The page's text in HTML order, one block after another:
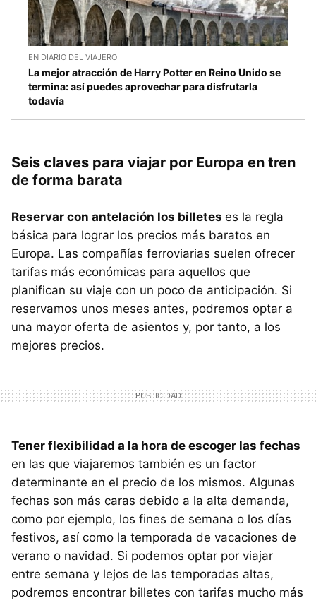
EN DIARIO DEL VIAJERO
La mejor atracción de Harry Potter en Reino Unido se
termina: así puedes aprovechar para disfrutarla
todavía
Seis claves para viajar por Europa en tren
de forma barata
Reservar con antelación los billetes es la regla
básica para lograr los precios más baratos en
Europa. Las compañías ferroviarias suelen ofrecer
tarifas más económicas para aquellos que
planifican su viaje con un poco de anticipación. Si
reservamos unos meses antes, podremos optar a
una mayor oferta de asientos y, por tanto, a los
mejores precios.
Tener flexibilidad a la hora de escoger las fechas
en las que viajaremos también es un factor
determinante en el precio de los mismos. Algunas
fechas son más caras debido a la alta demanda,
como por ejemplo, los fines de semana o los días
festivos, así como la temporada de vacaciones de
verano o navidad. Si podemos optar por viajar
entre semana y lejos de las temporadas altas,
podremos encontrar billetes con tarifas mucho más